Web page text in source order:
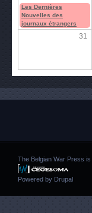
Les Dernières
Nouvelles des
journaux étrangers
31
The Belgian War Press
Powered by Drupal